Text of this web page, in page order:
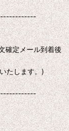
確定メール到着後
たします。)